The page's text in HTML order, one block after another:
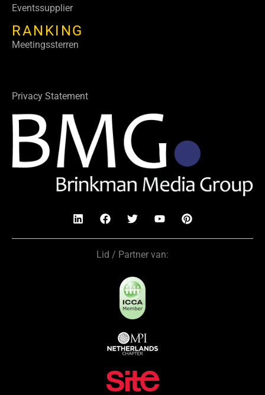
Eventssupplier
RANKING
Meetingssterren
Privacy Statement
Lid / Partner van: